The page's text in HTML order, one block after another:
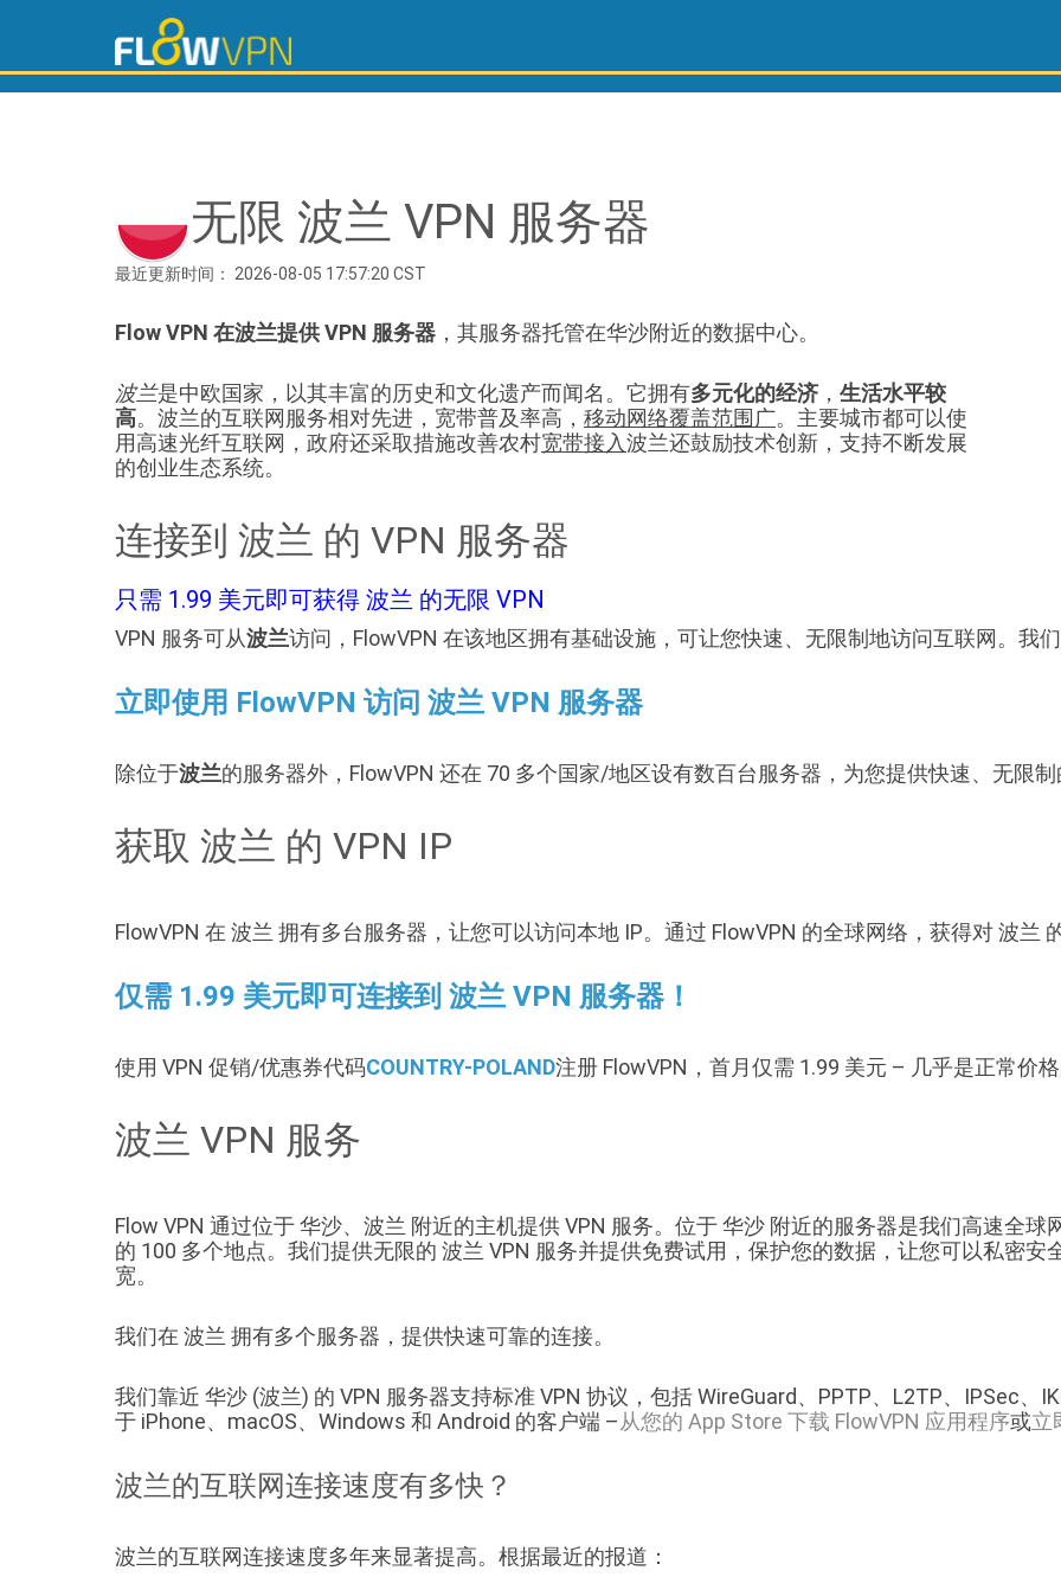
无限 波兰 VPN 服务器
最近更新时间： 2026-08-05 17:57:20 CST
Flow VPN 在波兰提供 VPN 服务器 ，其服务器托管在华沙附近的数据中心。
波兰是中欧国家，以其丰富的历史和文化遗产而闻名。它拥有多元化的经济， 生活水平较
高。波兰的互联网服务相对先进，宽带普及率高， 移动网络覆盖范围广。主要城市都可以使
用高速光纤互联网，政府还采取措施改善农村宽带接入波兰还鼓励技术创新，支持不断发展
的创业生态系统。
连接到 波兰 的 VPN 服务器
只需 1.99 美元即可获得 波兰 的无限 VPN
VPN 服务可从波兰访问，FlowVPN 在该地区拥有基础设施，可让您快速、无限制地访问互联网。我
立即使用 FlowVPN 访问 波兰 VPN 服务器
除位于波兰的服务器外，FlowVPN 还在 70 多个国家/地区设有数百台服务器，为您提供快速、无限制
获取 波兰 的 VPN IP
FlowVPN 在 波兰 拥有多台服务器，让您可以访问本地 IP。通过 FlowVPN 的全球网络，获得对 波兰
仅需 1.99 美元即可连接到 波兰 VPN 服务器！
使用 VPN 促销/优惠券代码COUNTRY-POLAND注册 FlowVPN，首月仅需 1.99 美元 – 几乎是正常价格
波兰 VPN 服务
Flow VPN 通过位于 华沙、波兰 附近的主机提供 VPN 服务。位于 华沙 附近的服务器是我们高速全
的 100 多个地点。我们提供无限的 波兰 VPN 服务并提供免费试用，保护您的数据，让您可以私密
宽。
我们在 波兰 拥有多个服务器，提供快速可靠的连接。
我们靠近 华沙 (波兰) 的 VPN 服务器支持标准 VPN 协议，包括 WireGuard、PPTP、L2TP、IPSec、
于 iPhone、macOS、Windows 和 Android 的客户端 –从您的 App Store 下载 FlowVPN 应用程序或立
波兰的互联网连接速度有多快？
波兰的互联网连接速度多年来显著提高。根据最近的报道：